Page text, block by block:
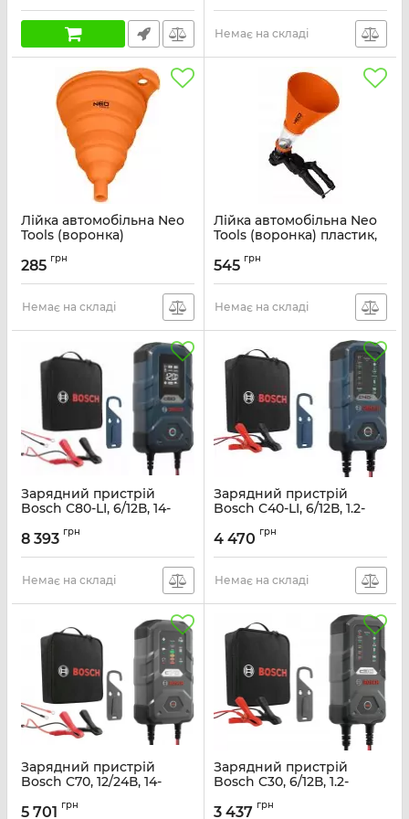
Артикул: 65230
Немає на складі
Лійка автомобільна Neo
Tools (воронка)
складна 0.85кг
Артикул: 10-809
285 грн
Немає на складі
Лійка автомобільна Neo
Tools (воронка) пластик,
кронштейном 0.36кг
Артикул: 10-808
545 грн
Немає на складі
Зарядний пристрій
Bosch C80-LI, 6/12В, 14-
921 080)
Артикул: 0189921080
8 393 грн
Немає на складі
Зарядний пристрій
Bosch C40-LI, 6/12В, 1.2-
921 040)
Артикул: 0189921040
4 470 грн
Немає на складі
Зарядний пристрій
Bosch C70, 12/24В, 14-
(0 189 911 070)
5 701 грн
Зарядний пристрій
Bosch C30, 6/12В, 1.2-
911 030)
3 437 грн